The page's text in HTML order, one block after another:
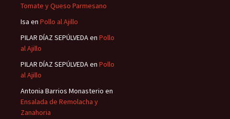
Tomate y Queso Parmesano
Isa en Pollo al Ajillo
PILAR DÍAZ SEPÚLVEDAen Pollo
al Ajillo
PILAR DÍAZ SEPÚLVEDAen Pollo
al Ajillo
Antonia Barrios Monasterio en
Ensalada de Remolacha y
Zanahoria